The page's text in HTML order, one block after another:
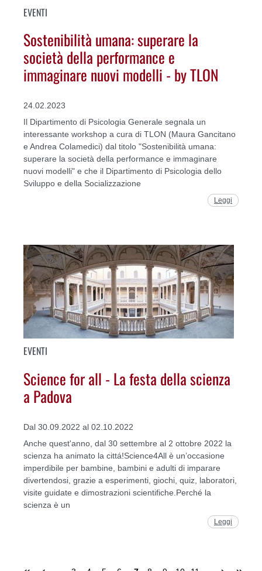
EVENTI
Sostenibilità umana: superare la
società della performance e
immaginare nuovi modelli - by TLON
24.02.2023
Il Dipartimento di Psicologia Generale segnala un
interessante workshop a cura di TLON (Maura Gancitano
e Andrea Colamedici) dal titolo "Sostenibilità umana:
superare la società della performance e immaginare
nuovi modelli" e che il Dipartimento di Psicologia dello
Sviluppo e della Socializzazione
Leggi
EVENTI
Science for all - La festa della scienza
a Padova
Dal 30.09.2022 al 02.10.2022
Anche quest'anno, dal 30 settembre al 2 ottobre 2022 la
scienza ha animato la cittá!Science4All è un’occasione
imperdibile per bambine, bambini e adulti di imparare
divertendosi, grazie a esperimenti, giochi, quiz, laboratori,
visite guidate e dimostrazioni scientifiche.Perché la
scienza è un
Leggi